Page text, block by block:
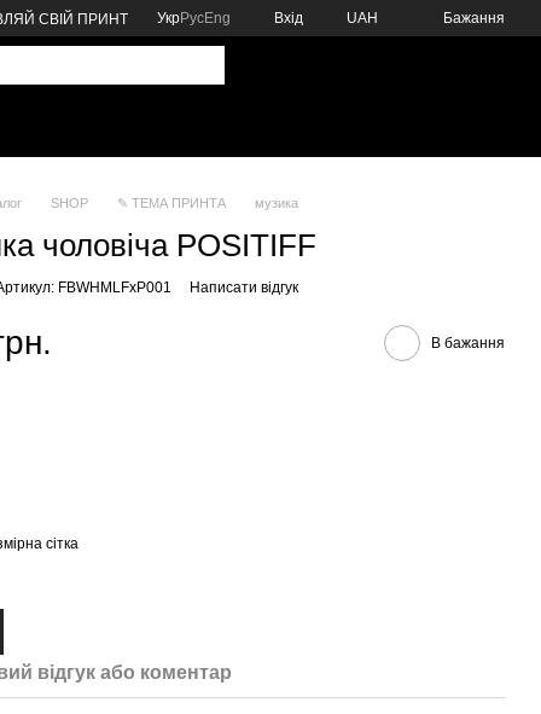
СВІЙ ПРИНТ УкрРусEng Вхід UAH Бажання
SHOP ✎ ТЕМА ПРИНТА музика
чоловіча POSITIFF
FBWHMLFxP001 Написати відгук
В бажання
сітка
відгук або коментар